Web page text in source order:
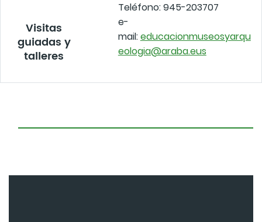
Visitas
guiadas y
talleres
Teléfono: 945-203707
e-
mail:educacionmuseosyarqu
eologia@araba.eus